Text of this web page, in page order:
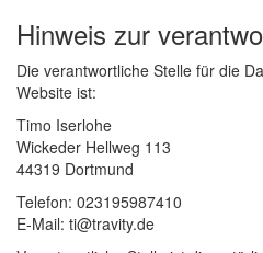
Hinweis zur
Die verantwortliche Stelle für die
Website ist:
Timo Iserlohe
Wickeder Hellweg 113
44319 Dortmund
Telefon: 023195987410
E-Mail: ti@travity.de